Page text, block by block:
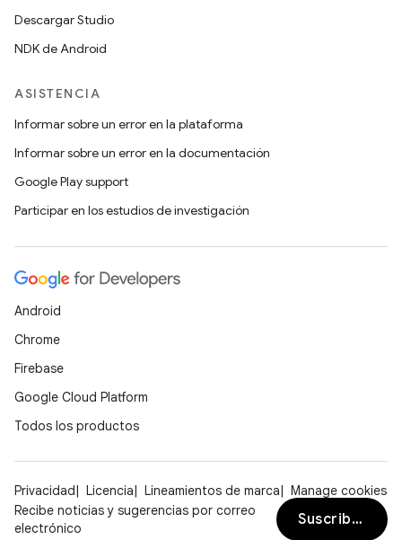
Descargar Studio
NDK de Android
ASISTENCIA
Informar sobre un error en la plataforma
Informar sobre un error en la documentación
Google Play support
Participar en los estudios de investigación
Android
Chrome
Firebase
Google Cloud Platform
Todos los productos
Privacidad Licencia Lineamientos de marca
Manage cookies
Recibe noticias y sugerencias por correo
electrónico
Suscribirse